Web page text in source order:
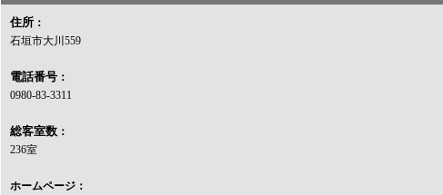
住所：
石垣市大川559
電話番号：
0980-83-3311
総客室数：
236室
ホームページ：